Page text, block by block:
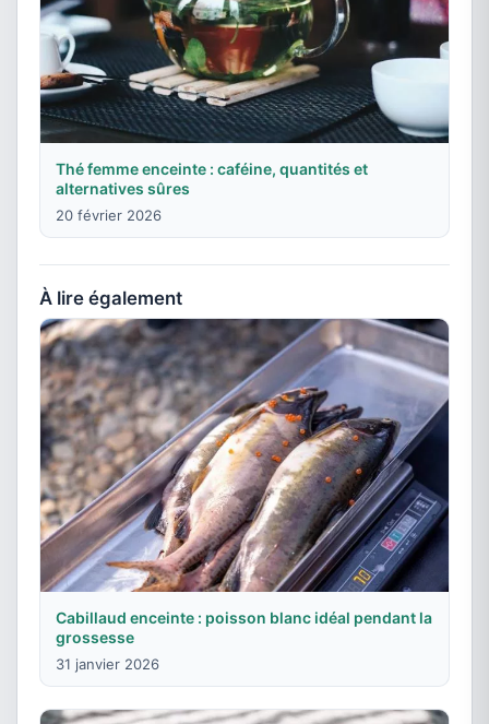
Thé femme enceinte : caféine, quantités et
alternatives sûres
20 février 2026
À lire également
Cabillaud enceinte : poisson blanc idéal pendant la
grossesse
31 janvier 2026